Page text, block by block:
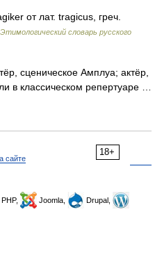
от лат. tragicus, греч.
Этимологический словарь русского
сценическое Амплуа; актёр,
в классическом репертуаре …
18+
сайте
Joomla,
Drupal,